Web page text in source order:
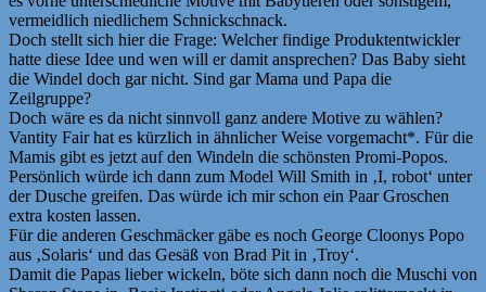
vermeidlich niedlichem Schnickschnack.
Doch stellt sich hier die Frage: Welcher findige Produktentwickler
hatte diese Idee und wen will er damit ansprechen? Das Baby sieht
die Windel doch gar nicht. Sind gar Mama und Papa die
Zeilgruppe?
Doch wäre es da nicht sinnvoll ganz andere Motive zu wählen?
Vantity Fair hat es kürzlich in ähnlicher Weise vorgemacht*. Für die
Mamis gibt es jetzt auf den Windeln die schönsten Promi-Popos.
Persönlich würde ich dann zum Model Will Smith in ‚I, robot‘ unter
der Dusche greifen. Das würde ich mir schon ein Paar Groschen
extra kosten lassen.
Für die anderen Geschmäcker gäbe es noch George Cloonys Popo
aus ‚Solaris‘ und das Gesäß von Brad Pit in ‚Troy‘.
Damit die Papas lieber wickeln, böte sich dann noch die Muschi von